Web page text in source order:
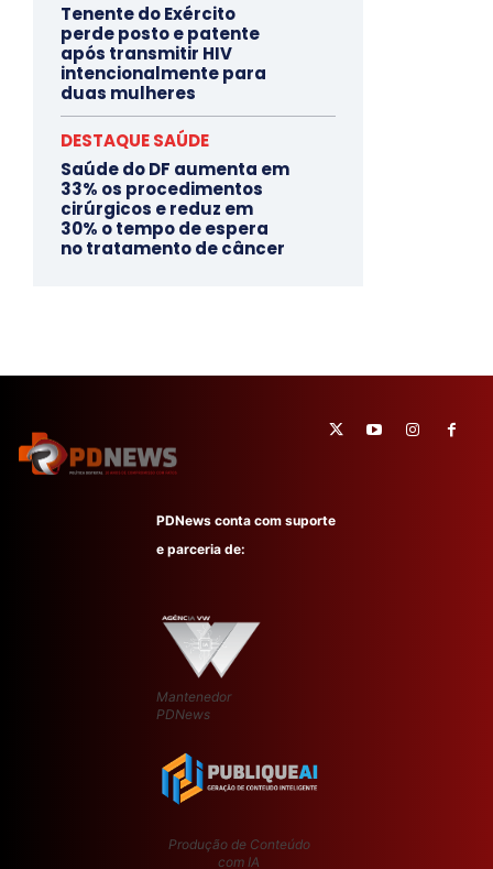
Tenente do Exército
perde posto e patente
após transmitir HIV
intencionalmente para
duas mulheres
DESTAQUE SAÚDE
Saúde do DF aumenta em
33% os procedimentos
cirúrgicos e reduz em
30% o tempo de espera
no tratamento de câncer
PDNews conta com suporte
e parceria de:
Mantenedor
PDNews
Produção de Conteúdo
com IA